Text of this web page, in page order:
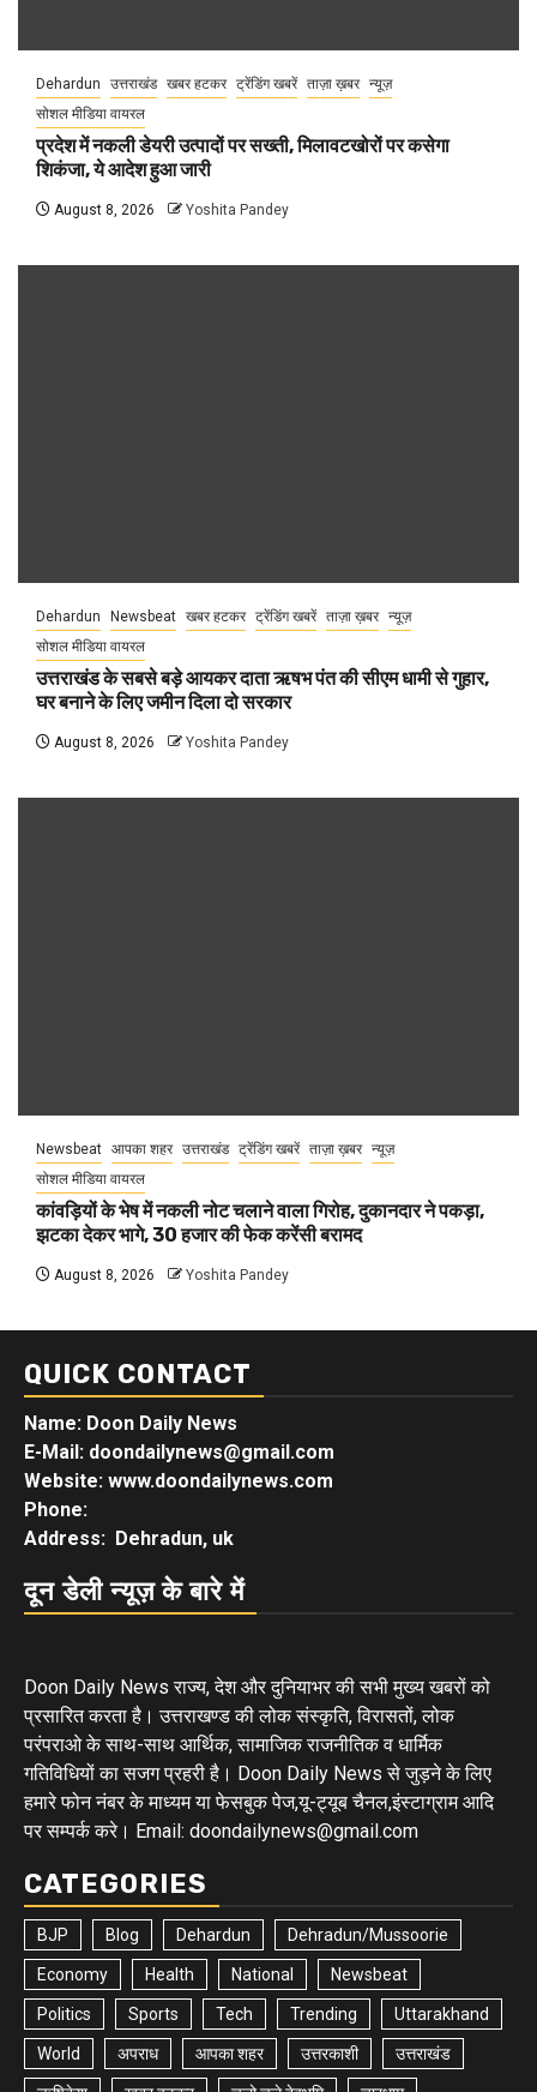
Dehardun उत्तराखंड खबर हटकर ट्रेंडिंग खबरें ताज़ा ख़बर न्यूज़
सोशल मीडिया वायरल
प्रदेश में नकली डेयरी उत्पादों पर सख्ती, मिलावटखोरों पर कसेगा
शिकंजा, ये आदेश हुआ जारी
August 8, 2026 Yoshita Pandey
Dehardun Newsbeat खबर हटकर ट्रेंडिंग खबरें ताज़ा ख़बर न्यूज़
सोशल मीडिया वायरल
उत्तराखंड के सबसे बड़े आयकर दाता ऋषभ पंत की सीएम धामी से गुहार,
घर बनाने के लिए जमीन दिला दो सरकार
August 8, 2026 Yoshita Pandey
Newsbeat आपका शहर उत्तराखंड ट्रेंडिंग खबरें ताज़ा ख़बर न्यूज़
सोशल मीडिया वायरल
कांवड़ियों के भेष में नकली नोट चलाने वाला गिरोह, दुकानदार ने पकड़ा,
झटका देकर भागे, 30 हजार की फेक करेंसी बरामद
August 8, 2026 Yoshita Pandey
QUICK CONTACT
Name: Doon Daily News
E-Mail: doondailynews@gmail.com
Website: www.doondailynews.com
Phone:
Address: Dehradun, uk
दून डेली न्यूज़ के बारे में
Doon Daily News राज्य, देश और दुनियाभर की सभी मुख्य खबरों को
प्रसारित करता है। उत्तराखण्ड की लोक संस्कृति, विरासतों, लोक
परंपराओ के साथ-साथ आर्थिक, सामाजिक राजनीतिक व धार्मिक
गतिविधियों का सजग प्रहरी है। Doon Daily News से जुड़ने के लिए
हमारे फोन नंबर के माध्यम या फेसबुक पेज,यू-ट्यूब चैनल,इंस्टाग्राम आदि
पर सम्पर्क करे। Email: doondailynews@gmail.com
CATEGORIES
BJP Blog Dehardun Dehradun/Mussoorie
Economy Health National Newsbeat
Politics Sports Tech Trending Uttarakhand
World अपराध आपका शहर उत्तरकाशी उत्तराखंड